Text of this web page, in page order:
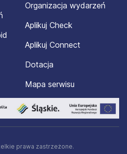
Organizacja wydarzeń
Aplikuj Check
Aplikuj Connect
Dotacja
Mapa serwisu
prawa zastrzeżone.